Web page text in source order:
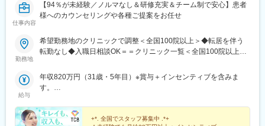
阿部野橋駅、四ツ橋駅、七条駅、四条駅(京都市営)、三宮駅(神戸
新交通)、山陽姫路駅、田中口駅、八丁堀駅(広島県)、高松築港
県)、東比恵駅、鹿児島中央駅、水道町駅、五島町駅、旭橋駅、西
早稲田駅、末広町駅(東京都)、立川南駅、高輪ゲートウェイ駅、九
り駅、三島駅、七ツ屋駅、富山駅、福井城址大名町駅、なんば駅
(南海線)、大阪駅、天王寺駅、西大橋駅、五条駅(京都市営)、京都
駅、はりまや橋駅、旦過駅、高見橋駅、熊本城・市役所前駅、長
崎駅(長崎県)、美栄橋駅
仕事内容
【94％が未経験／ノルマなし＆研修充実＆チーム制で安心】患者
様へのカウンセリングや各種ご提案をお任せ
勤務地
希望勤務地のクリニックで調整＜全国100院以上＞◆転居を伴う
転勤なし◆入職日相談OK＝＝クリニック一覧＜全国100院以上展
岡院、秋田院、山形院、仙台駅前院、福島院、郡山院など【関
東】新宿東口院、池袋駅前院、品川院、秋葉原院、町田院、八王
院、水戸院、つくば院、宇都宮院、高崎院、前橋院など【中部】
名古屋栄院、岐阜院、静岡院、浜松院、三島院、新潟院、金沢
給与
年収820万円（31歳・5年目）※賞与＋インセンティブを含みま
す。
す。
+*. 全国でスタッフ募集中 .*+